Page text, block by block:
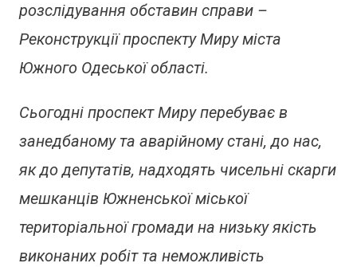
розслідування обставин справи –
Реконструкції проспекту Миру міста
Южного Одеської області.
Сьогодні проспект Миру перебуває в
занедбаному та аварійному стані, до нас,
як до депутатів, надходять чисельні скарги
мешканців Южненської міської
територіальної громади на низьку якість
виконаних робіт та неможливість